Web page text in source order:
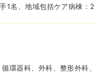
1名、地域包括ケア病棟：
環器科、外科、整形外科